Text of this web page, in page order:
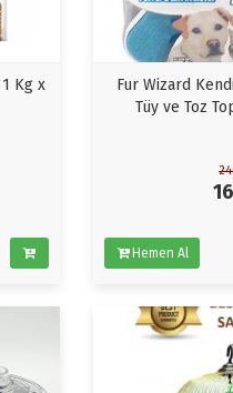
Kg x
Fur Wizard
Tüy ve Toz
Hemen Al